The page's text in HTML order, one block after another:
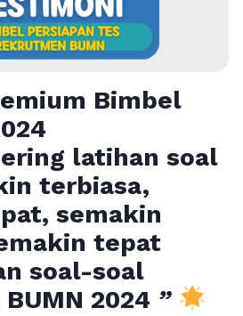
Bimbel
4
latihan soal
terbiasa,
semakin
tepat
soal-soal
2024 ”